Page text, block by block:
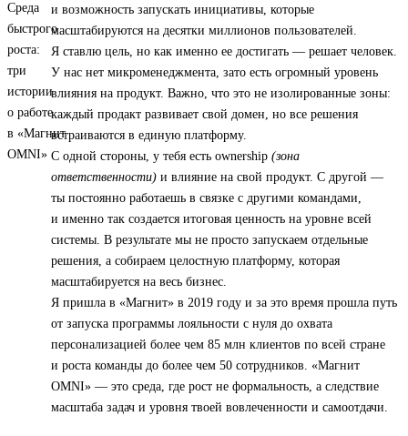
и возможность запускать инициативы, которые
масштабируются на десятки миллионов пользователей.
Я ставлю цель, но как именно ее достигать — решает человек.
У нас нет микроменеджмента, зато есть огромный уровень
влияния на продукт. Важно, что это не изолированные зоны:
каждый продакт развивает свой домен, но все решения
встраиваются в единую платформу.
С одной стороны, у тебя есть ownership (зона
ответственности) и влияние на свой продукт. С другой —
ты постоянно работаешь в связке с другими командами,
и именно так создается итоговая ценность на уровне всей
системы. В результате мы не просто запускаем отдельные
решения, а собираем целостную платформу, которая
масштабируется на весь бизнес.
Я пришла в «Магнит» в 2019 году и за это время прошла путь
от запуска программы лояльности с нуля до охвата
персонализацией более чем 85 млн клиентов по всей стране
и роста команды до более чем 50 сотрудников. «Магнит
OMNI» — это среда, где рост не формальность, а следствие
масштаба задач и уровня твоей вовлеченности и самоотдачи.